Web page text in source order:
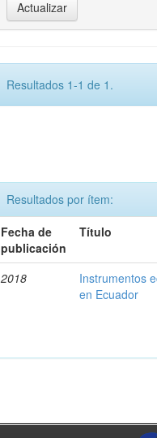
Resultados 1-1 de 1.
Resultados por ítem:
Fecha de
publicación
Título
2018
Instrumentos
en Ecuador